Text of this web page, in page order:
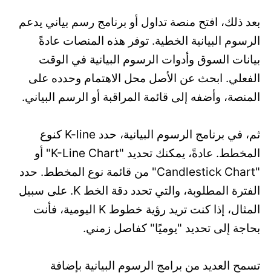
بعد ذلك، افتح منصة تداول أو برنامج رسم بياني يدعم
الرسوم البيانية الخطية. توفر هذه المنصات عادةً
بيانات السوق وأدوات الرسوم البيانية في الوقت
الفعلي. ابحث عن الأصل محل الاهتمام وحدده على
المنصة، وأضفه إلى قائمة المراقبة أو الرسم البياني.
ثم، في برنامج الرسوم البيانية، حدد K-line كنوع
المخطط. عادةً، يمكنك تحديد "K-Line Chart" أو
"Candlestick Chart" من قائمة نوع المخطط. حدد
الفترة المطلوبة، والتي تحدد دقة الخط K. على سبيل
المثال، إذا كنت تريد رؤية خطوط K اليومية، فأنت
بحاجة إلى تحديد "يوميًا" كفاصل زمني.
تسمح العديد من برامج الرسوم البيانية بإضافة